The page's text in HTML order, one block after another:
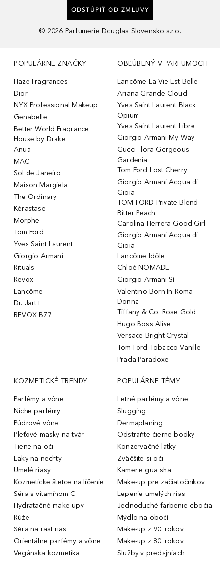
ODSTÚPIŤ OD ZMLUVY
© 2026 Parfumerie Douglas Slovensko s.r.o.
POPULÁRNE ZNAČKY
Haze Fragrances
Dior
NYX Professional Makeup
Genabelle
Better World Fragrance
House by Drake
Anua
MAC
Sol de Janeiro
Maison Margiela
The Ordinary
Kérastase
Morphe
Tom Ford
Yves Saint Laurent
Giorgio Armani
Rituals
Revox
Lancôme
Dr. Jart+
REVOX B77
OBĽÚBENÝ V PARFUMOCH
Lancôme La Vie Est Belle
Ariana Grande Cloud
Yves Saint Laurent Black
Opium
Yves Saint Laurent Libre
Giorgio Armani My Way
Gucci Flora Gorgeous
Gardenia
Tom Ford Lost Cherry
Giorgio Armani Acqua di
Gioia
TOM FORD Private Blend
Bitter Peach
Carolina Herrera Good Girl
Giorgio Armani Acqua di
Gioia
Lancôme Idôle
Chloé NOMADE
Giorgio Armani Sì
Valentino Born In Roma
Donna
Tiffany & Co. Rose Gold
Hugo Boss Alive
Versace Bright Crystal
Tom Ford Tobacco Vanille
Prada Paradoxe
KOZMETICKÉ TRENDY
Parfémy a vône
Niche parfémy
Púdrové vône
Pleťové masky na tvár
Tiene na oči
Laky na nechty
Umelé riasy
Kozmeticke štetce na líčenie
Séra s vitamínom C
Hydratačné make-upy
Rúže
Séra na rast rias
Orientálne parfémy a vône
Vegánska kozmetika
POPULÁRNE TÉMY
Letné parfémy a vône
Slugging
Dermaplaning
Odstráňte čierne bodky
Konzervačné látky
Zväčšite si oči
Kamene gua sha
Make-up pre začiatočníkov
Lepenie umelých rias
Jednoduché farbenie obočia
Mýdlo na obočí
Make-up z 90. rokov
Make-up z 80. rokov
Služby v predajniach